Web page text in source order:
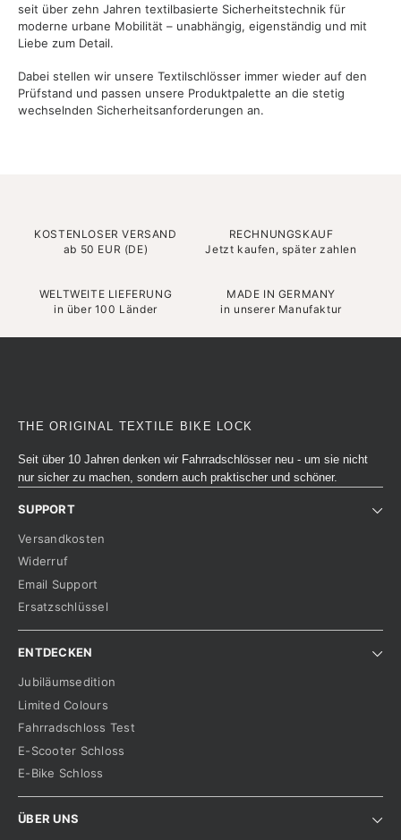
seit über zehn Jahren textilbasierte Sicherheitstechnik für
moderne urbane Mobilität – unabhängig, eigenständig und mit
Liebe zum Detail.
Dabei stellen wir unsere Textilschlösser immer wieder auf den
Prüfstand und passen unsere Produktpalette an die stetig
wechselnden Sicherheitsanforderungen an.
KOSTENLOSER VERSAND
ab 50 EUR (DE)
RECHNUNGSKAUF
Jetzt kaufen, später zahlen
WELTWEITE LIEFERUNG
in über 100 Länder
MADE IN GERMANY
in unserer Manufaktur
SUPPORT
Versandkosten
Widerruf
Email Support
Ersatzschlüssel
ENTDECKEN
Jubiläumsedition
Limited Colours
Fahrradschloss Test
E-Scooter Schloss
E-Bike Schloss
ÜBER UNS
THE ORIGINAL TEXTILE BIKE LOCK
Seit über 10 Jahren denken wir Fahrradschlösser neu - um sie nicht
nur sicher zu machen, sondern auch praktischer und schöner.